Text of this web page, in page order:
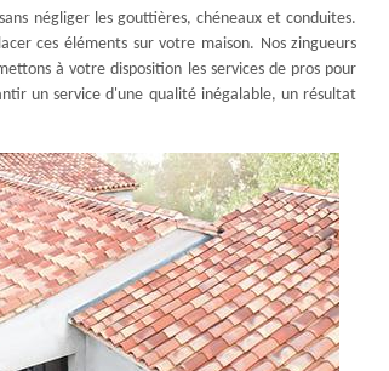
négliger les gouttières, chéneaux et conduites.
ces éléments sur votre maison. Nos zingueurs
à votre disposition les services de pros pour
un service d'une qualité inégalable, un résultat